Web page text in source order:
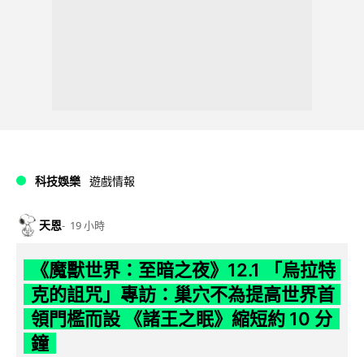
科技娛樂 遊戲情報
天恩 19 小時
《魔獸世界：至暗之夜》12.1 「烏拉特
克的詛咒」專訪：巢穴不為提高世界首
領門檻而設 《諸王之眠》縮短約 10 分
鐘